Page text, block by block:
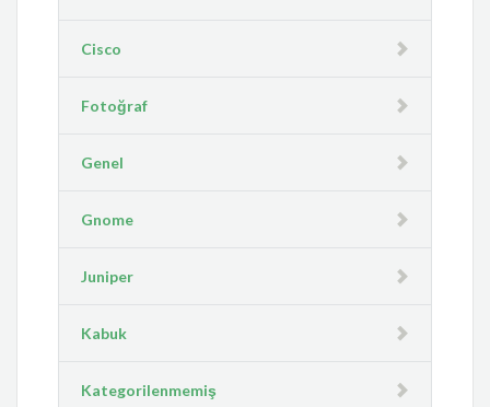
Cisco
Fotoğraf
Genel
Gnome
Juniper
Kabuk
Kategorilenmemiş